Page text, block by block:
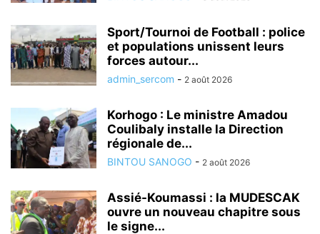
Sport/Tournoi de Football : police
et populations unissent leurs
forces autour...
admin_sercom - 2 août 2026
Korhogo : Le ministre Amadou
Coulibaly installe la Direction
régionale de...
BINTOU SANOGO - 2 août 2026
Assié-Koumassi : la MUDESCAK
ouvre un nouveau chapitre sous
le signe...